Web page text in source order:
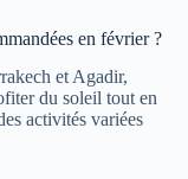
en février ?
et Agadir,
du soleil tout en
activités variées